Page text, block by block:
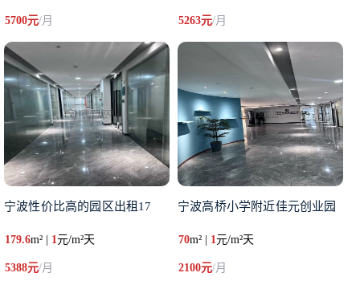
5700元/月 5263元/月
宁波性价比高的园区出租17
179.6m² | 1元/m²天
5388元/月
宁波高桥小学附近佳元创业园
70m² | 1元/m²天
2100元/月